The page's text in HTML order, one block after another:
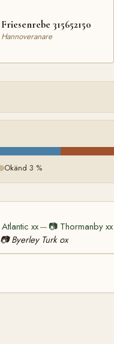
Friesenrebe 315652150
Hannoveranare
Okänd 3 %
Atlantic xx— 📷 Thormanby xx
📷 Byerley Turk ox